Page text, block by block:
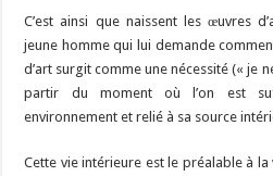
C’est ainsi que naissent les œuvres
jeune homme qui lui demande
d’art surgit comme une nécessité (« je
partir du moment où l’on est
environnement et relié à sa source
Cette vie intérieure est le préalable à